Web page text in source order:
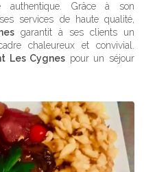
authentique. Grâce à son
services de haute qualité,
garantit à ses clients un
chaleureux et convivial.
Les Cygnes pour un séjour